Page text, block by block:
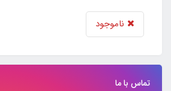
ناموجود
تماس با ما